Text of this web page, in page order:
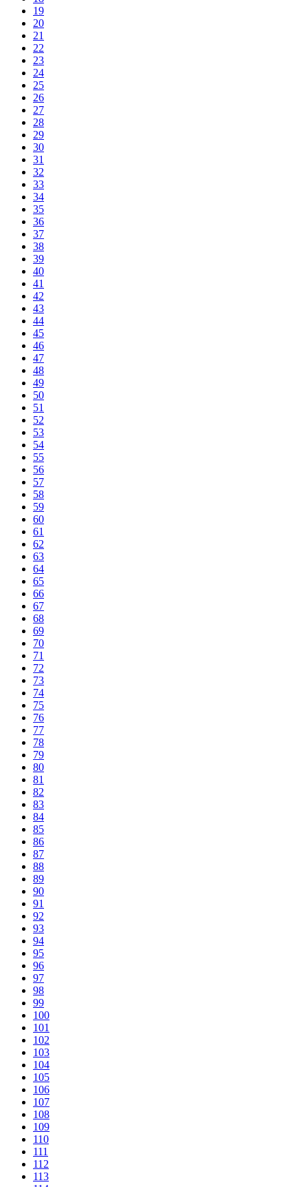
19
20
21
22
23
24
25
26
27
28
29
30
31
32
33
34
35
36
37
38
39
40
41
42
43
44
45
46
47
48
49
50
51
52
53
54
55
56
57
58
59
60
61
62
63
64
65
66
67
68
69
70
71
72
73
74
75
76
77
78
79
80
81
82
83
84
85
86
87
88
89
90
91
92
93
94
95
96
97
98
99
100
101
102
103
104
105
106
107
108
109
110
111
112
113